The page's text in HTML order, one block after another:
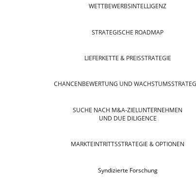
WETTBEWERBSINTELLIGENZ
STRATEGISCHE ROADMAP
LIEFERKETTE & PREISSTRATEGIE
CHANCENBEWERTUNG UND
SUCHE NACH M&A-ZIELUNTERNEHMEN
UND DUE DILIGENCE
MARKTEINTRITTSSTRATEGIE & OPTIONEN
Syndizierte Forschung